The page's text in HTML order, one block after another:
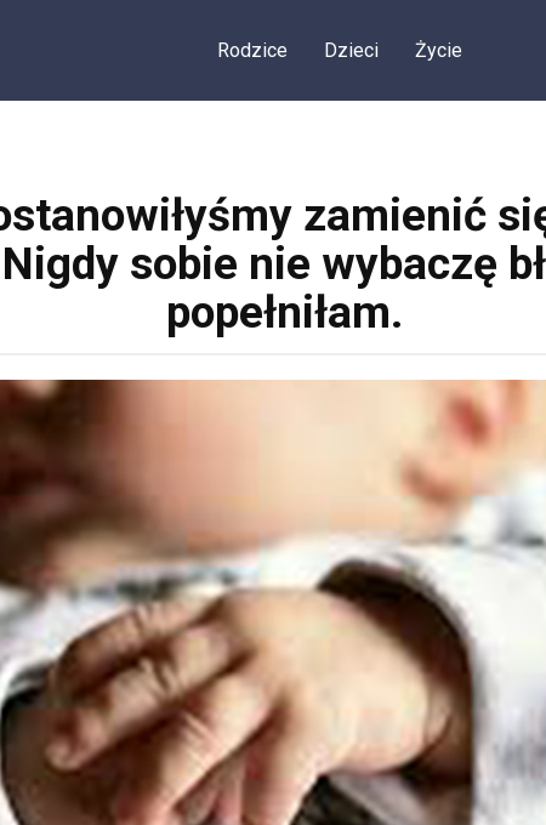
Rodzice Dzieci Życie
zamienić
sobie nie wybaczę
popełniłam.